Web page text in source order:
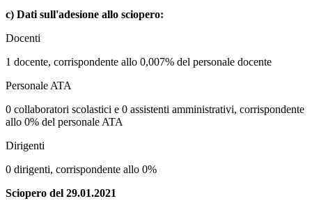
c) Dati sull'adesione allo sciopero:
Docenti
1 docente, corrispondente allo 0,007% del personale docente
Personale ATA
0 collaboratori scolastici e 0 assistenti amministrativi, corrispondente
allo 0% del personale ATA
Dirigenti
0 dirigenti, corrispondente allo 0%
Sciopero del 29.01.2021